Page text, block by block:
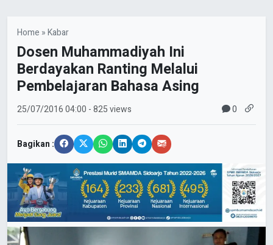
Home »Kabar
Dosen Muhammadiyah Ini
Berdayakan Ranting Melalui
Pembelajaran Bahasa Asing
25/07/201604:00 - 825 views 0
Bagikan :